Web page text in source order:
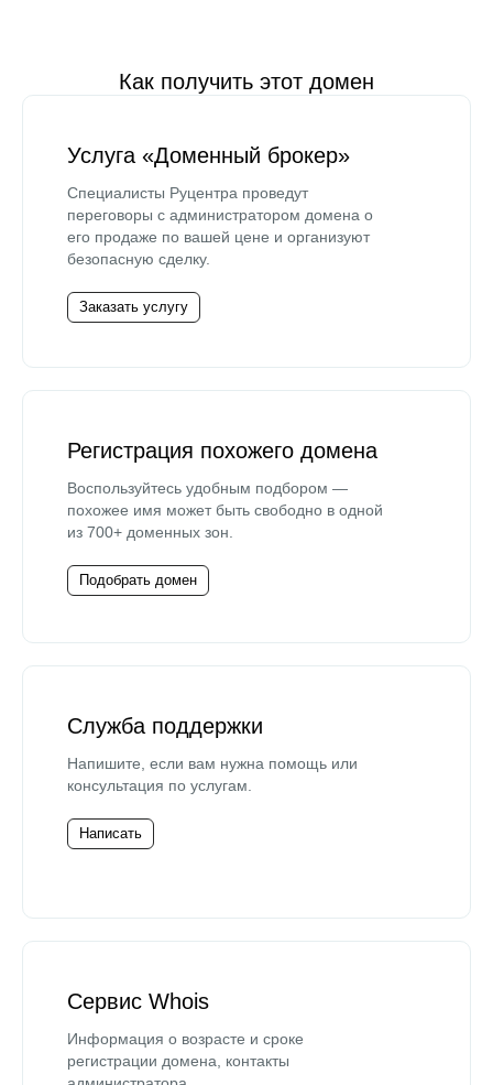
Как получить этот домен
Услуга «Доменный брокер»
Специалисты Руцентра проведут
переговоры с администратором домена о
его продаже по вашей цене и организуют
безопасную сделку.
Заказать услугу
Регистрация похожего домена
Воспользуйтесь удобным подбором —
похожее имя может быть свободно в одной
из 700+ доменных зон.
Подобрать домен
Служба поддержки
Напишите, если вам нужна помощь или
консультация по услугам.
Написать
Сервис Whois
Информация о возрасте и сроке
регистрации домена, контакты